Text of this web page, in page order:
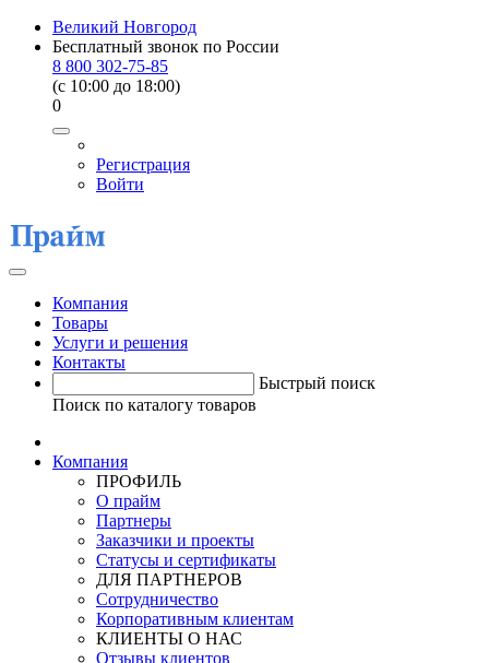
Великий Новгород
Бесплатный звонок по России
8 800 302-75-85
(c 10:00 до 18:00)
0
Регистрация
Войти
Компания
Товары
Услуги и решения
Контакты
Быстрый поиск
Поиск по каталогу товаров
Компания
ПРОФИЛЬ
О прайм
Партнеры
Заказчики и проекты
Статусы и сертификаты
ДЛЯ ПАРТНЕРОВ
Сотрудничество
Корпоративным клиентам
КЛИЕНТЫ О НАС
Отзывы клиентов